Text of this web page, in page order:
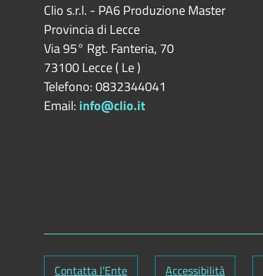
Clio s.r.l. - PA6 Produzione Master
Provincia di Lecce
Via 95° Rgt. Fanteria, 70
73100Lecce( Le)
Telefono: 0832344041
Email: info@clio.it
Contatta l'Ente Accessibilità